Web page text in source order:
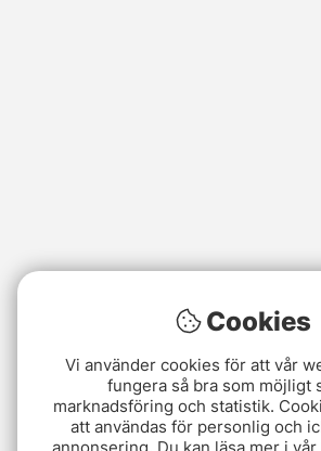
Cookies
Vi använder cookies för att vår
fungera så bra som möjligt
marknadsföring och statistik.
att användas för personlig och
annonsering. Du kan läsa mer i vår